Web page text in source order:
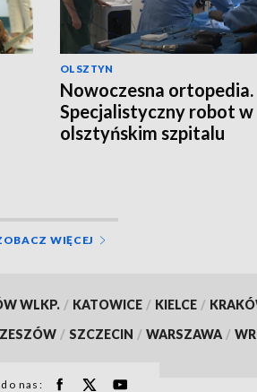
OLSZTYN
Nowoczesna ortopedia.
Specjalistyczny robot w
olsztyńskim szpitalu
WIĘCEJ
WLKP. / KATOWICE / KIELCE /
/ SZCZECIN / WARSZAWA /
do nas: